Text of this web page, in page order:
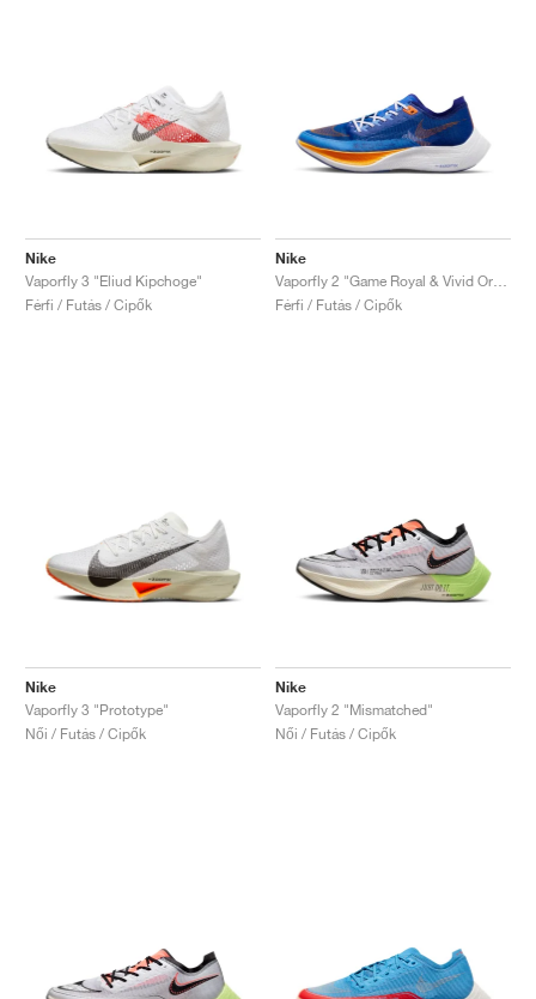
Nike
Vaporfly 3 "Eliud Kipchoge"
Férfi / Futás / Cipők
Nike
Férfi / Futás / Cipők
Nike
Vaporfly 3 "Prototype"
Női / Futás / Cipők
Nike
Vaporfly 2 "Mismatched"
Női / Futás / Cipők